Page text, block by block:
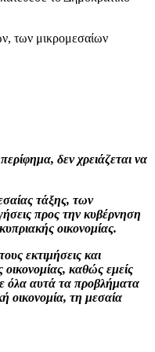
των μικρομεσαίων
δεν χρειάζεται να
τάξης, των
προς την κυβέρνηση
οικονομίας.
εκτιμήσεις και
οικονομίας, καθώς εμείς
όλα αυτά τα προβλήματα
οικονομία, τη μεσαία